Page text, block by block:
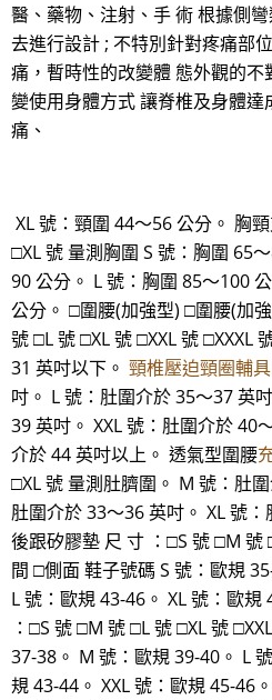
醫、藥物、注射、手 術 根據側
去進行設計 ; 不特別針對疼痛部
痛，暫時性的改變體 態外觀的
變使用身體方式 讓脊椎及身體
痛、
XL 號：頸圍 44～56 公分。 胸
□XL 號 量測胸圍 S 號：胸圍 65
90 公分。 L 號：胸圍 85～100
公分。 □圍腰(加強型) □圍腰(加
號 □L 號 □XL 號 □XXL 號 □XXXL
31 英吋以下。 頸椎壓迫頸圈輔具
吋。 L 號：肚圍介於 35～37 英
39 英吋。 XXL 號：肚圍介於 40
介於 44 英吋以上。 透氣型圍腰
□XL 號 量測肚臍圍。 M 號：肚
肚圍介於 33～36 英吋。 XL 號
後跟矽膠墊 尺 寸 ：□S 號 □M 號
間 □側面 鞋子號碼 S 號：歐規
L 號：歐規 43-46。 XL 號：歐
：□S 號 □M 號 □L 號 □XL 號
37-38。 M 號：歐規 39-40。 L
規 43-44。 XXL 號：歐規 45-46